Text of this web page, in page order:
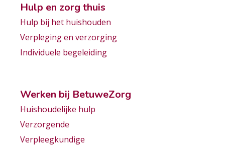
Hulp en zorg thuis
Hulp bij het huishouden
Verpleging en verzorging
Individuele begeleiding
Werken bij BetuweZorg
Huishoudelijke hulp
Verzorgende
Verpleegkundige